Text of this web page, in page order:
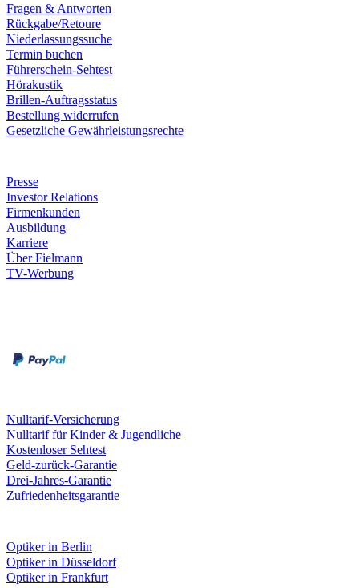
Fragen & Antworten
Rückgabe/Retoure
Niederlassungssuche
Termin buchen
Führerschein-Sehtest
Hörakustik
Brillen-Auftragsstatus
Bestellung widerrufen
Gesetzliche Gewährleistungsrechte
Presse
Investor Relations
Firmenkunden
Ausbildung
Karriere
Über Fielmann
TV-Werbung
Nulltarif-Versicherung
Nulltarif für Kinder & Jugendliche
Kostenloser Sehtest
Geld-zurück-Garantie
Drei-Jahres-Garantie
Zufriedenheitsgarantie
Optiker in Berlin
Optiker in Düsseldorf
Optiker in Frankfurt